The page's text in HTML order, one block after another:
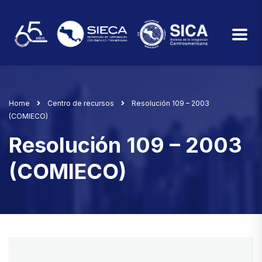
Home Centro de recursos
Resolución 109 – 2003
(COMIECO)
Resolución 109 – 2003
(COMIECO)